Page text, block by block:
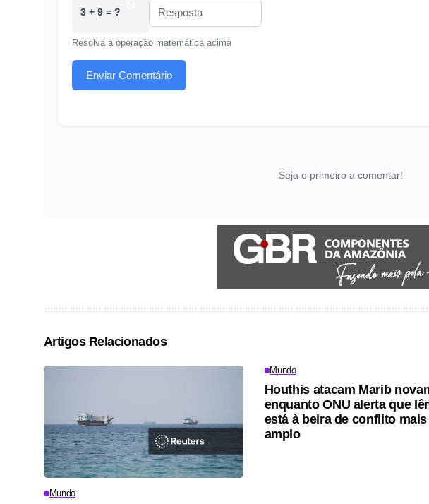
3 + 9 = ?
Resolva a operação matemática acima
Enviar Comentário
Seja o primeiro a comentar!
Artigos Relacionados
Mundo
Mundo
Houthis atacam Marib
enquanto ONU alerta que
está à beira de conflito mais
amplo